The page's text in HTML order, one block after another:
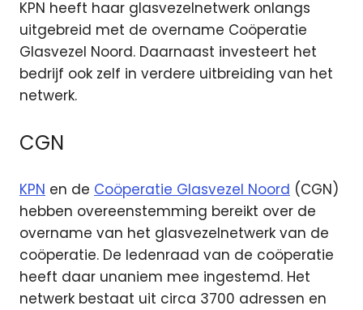
KPN heeft haar glasvezelnetwerk onlangs
uitgebreid met de overname Coöperatie
Glasvezel Noord. Daarnaast investeert het
bedrijf ook zelf in verdere uitbreiding van het
netwerk.
CGN
KPN en de Coöperatie Glasvezel Noord (CGN)
hebben overeenstemming bereikt over de
overname van het glasvezelnetwerk van de
coöperatie. De ledenraad van de coöperatie
heeft daar unaniem mee ingestemd. Het
netwerk bestaat uit circa 3700 adressen en